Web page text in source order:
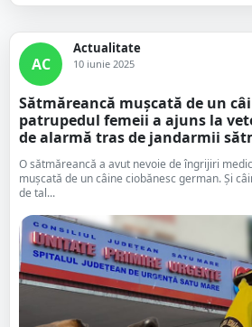
AC
Actualitate
10 iunie 2025
Sătmăreancă mușcată de un
patrupedul femeii a ajuns la
de alarmă tras de jandarmii
O sătmăreancă a avut nevoie de îngrijiri
mușcată de un câine ciobănesc german. Și
de tal...